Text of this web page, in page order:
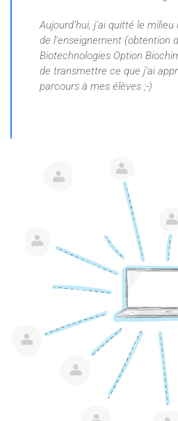
Aujourd’hui, j’ai quitté le
de l’enseignement (obtention
Biotechnologies Option
de transmettre ce que j’ai
parcours à mes élèves ;-)